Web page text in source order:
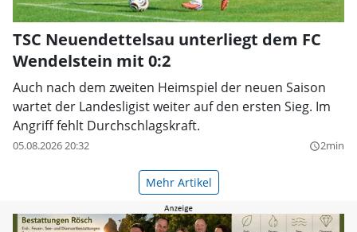
TSC Neuendettelsau unterliegt dem FC
Wendelstein mit 0:2
Auch nach dem zweiten Heimspiel der neuen Saison
wartet der Landesligist weiter auf den ersten Sieg. Im
Angriff fehlt Durchschlagskraft.
05.08.2026 20:32 query_builder2min
Mehr Artikel